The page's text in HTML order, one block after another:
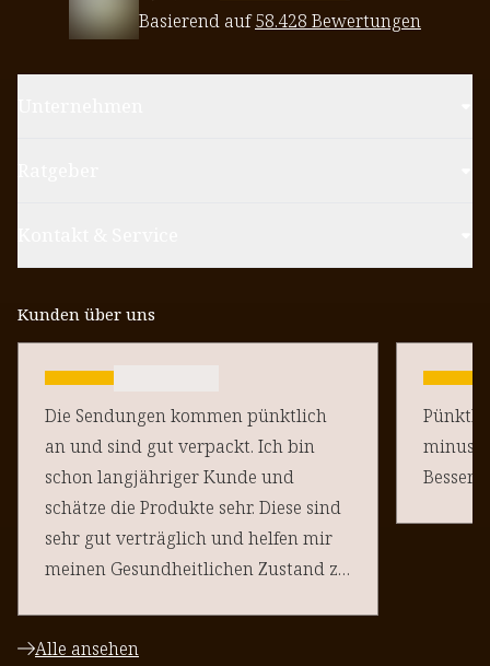
Basierend auf58.428 Bewertungen
Kunden über uns
Die Sendungen kommen pünktlich
an und sind gut verpackt. Ich bin
schon langjähriger Kunde und
schätze die Produkte sehr. Diese sind
sehr gut verträglich und helfen mir
meinen Gesundheitlichen Zustand zu
Pünktlich
minus
Alle ansehen